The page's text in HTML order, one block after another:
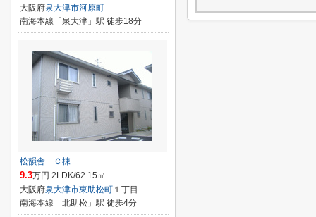
大阪府泉大津市河原町
南海本線「泉大津」駅 徒歩18分
松韻舎 Ｃ棟
9.3万円 2LDK/62.15㎡
大阪府泉大津市東助松町 １丁目
南海本線「北助松」駅 徒歩4分